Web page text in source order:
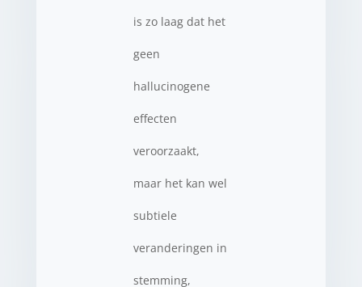
is zo laag dat het
geen
hallucinogene
effecten
veroorzaakt,
maar het kan wel
subtiele
veranderingen in
stemming,